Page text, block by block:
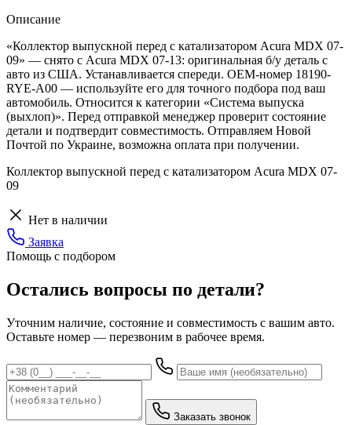
Описание
«Коллектор выпускной перед с катализатором Acura MDX 07-
09» — снято с Acura MDX 07-13: оригинальная б/у деталь с
авто из США. Устанавливается спереди. OEM-номер 18190-
RYE-A00 — используйте его для точного подбора под ваш
автомобиль. Относится к категории «Система выпуска
(выхлоп)». Перед отправкой менеджер проверит состояние
детали и подтвердит совместимость. Отправляем Новой
Почтой по Украине, возможна оплата при получении.
Коллектор выпускной перед с катализатором Acura MDX 07-
09
Нет в наличии
Заявка
Помощь с подбором
Остались вопросы по детали?
Уточним наличие, состояние и совместимость с вашим авто.
Оставьте номер — перезвоним в рабочее время.
Заказать звонок